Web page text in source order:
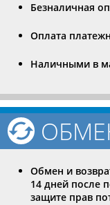
Безналичная
Оплата
Наличными в
Обмен и
14 дней после
защите прав